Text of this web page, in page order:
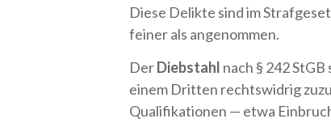
Diese Delikte sind im
feiner als angenommen.
DerDiebstahl nach § 242
einem Dritten rechtswidrig
Qualifikationen — etwa